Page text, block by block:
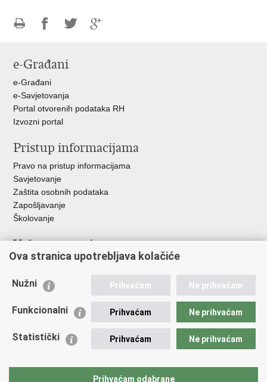
FacebookuTwitteru
e-Građani
e-Građani
e-Savjetovanja
Portal otvorenih podataka RH
Izvozni portal
Pristup informacijama
Pravo na pristup informacijama
Savjetovanje
Zaštita osobnih podataka
Zapošljavanje
Školovanje
Važne poveznice
Ministarstvo unutarnjih poslova
Udruge
Policijska akademija
Zaklada policijske solidarnosti
Vučetić"
Ova stranica upotrebljava kolačiće
Nužni Prihvaćam Ne prihvaćam
Funkcionalni Prihvaćam Ne prihvaćam
Statistički Prihvaćam Ne prihvaćam
Prihvaćam odabrane